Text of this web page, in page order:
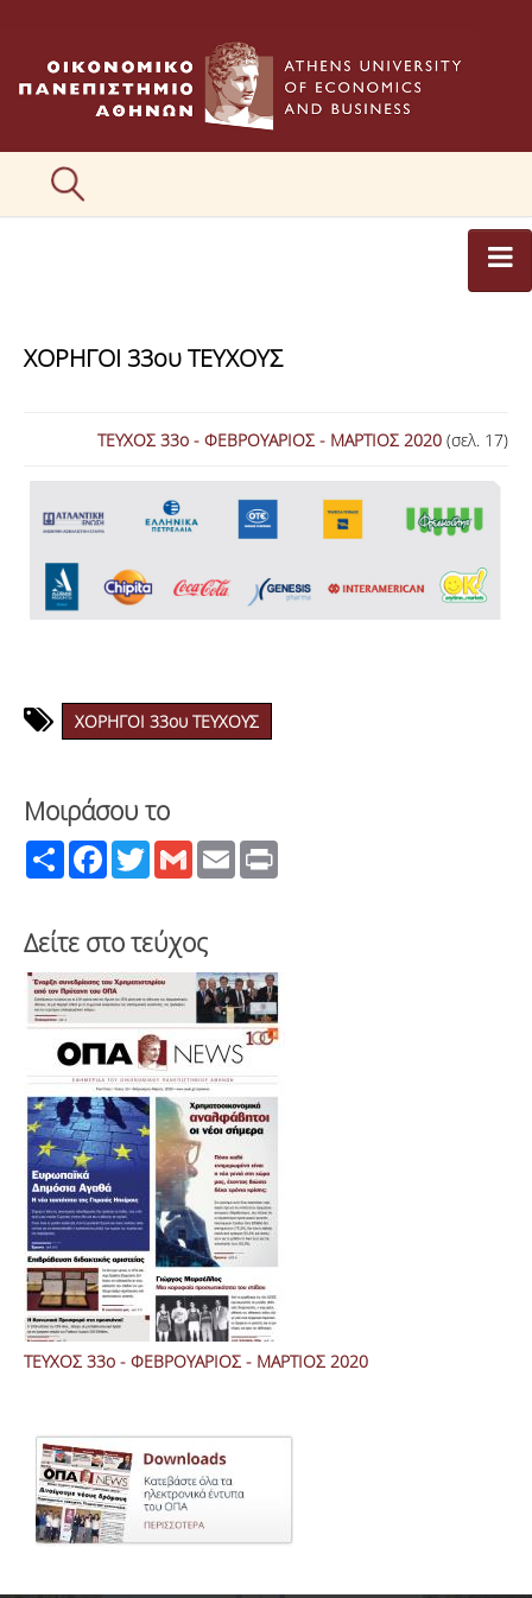
ΕΠΙΚΟΙΝΩΝΙΑ
ΧΟΡΗΓΟΙ 33ου ΤΕΥΧΟΥΣ
ΤΕΥΧΟΣ 33ο - ΦΕΒΡΟΥΑΡΙΟΣ - ΜΑΡΤΙΟΣ 2020 (σελ. 17)
ΧΟΡΗΓΟΙ 33ου ΤΕΥΧΟΥΣ
Μοιράσου το
Share FacebookTwitterGmail Email
Δείτε στο τεύχος
ΤΕΥΧΟΣ 33ο - ΦΕΒΡΟΥΑΡΙΟΣ - ΜΑΡΤΙΟΣ 2020